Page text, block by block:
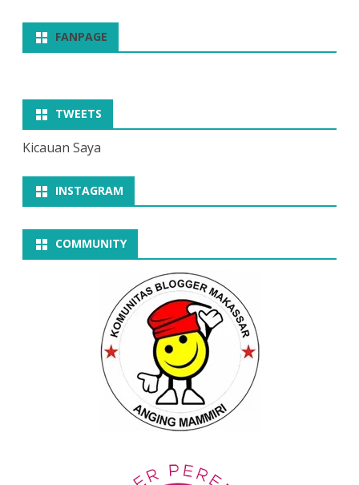
FANPAGE
TWEETS
Kicauan Saya
INSTAGRAM
COMMUNITY